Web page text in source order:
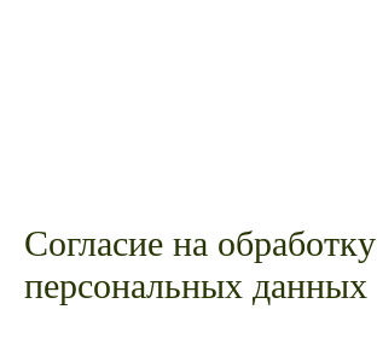
Согласие на обработку
персональных данных